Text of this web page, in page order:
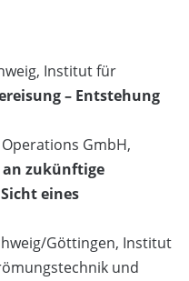
Institut für
– Entstehung
GmbH,
an zukünftige
eines
Göttingen, Institut
und